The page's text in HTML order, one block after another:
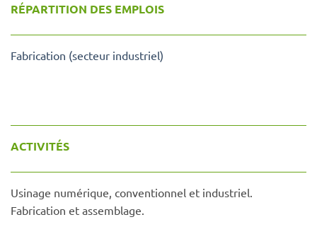
RÉPARTITION DES EMPLOIS
Fabrication (secteur industriel)
ACTIVITÉS
Usinage numérique, conventionnel et industriel.
Fabrication et assemblage.